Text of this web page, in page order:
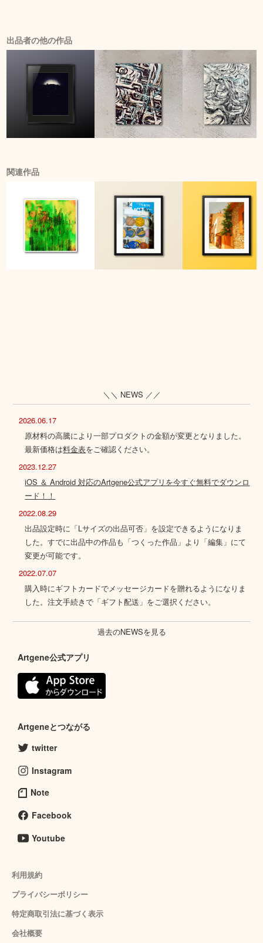
出品者の他の作品
関連作品
＼＼ NEWS ／／
2026.06.17
原材料の高騰により一部プロダクトの金額が変更となりました。
最新価格は料金表をご確認ください。
2023.12.27
iOS ＆ Android 対応のArtgene公式アプリを今すぐ無料でダウンロ
ード！！
2022.08.29
出品設定時に「Lサイズの出品可否」を設定できるようになりま
した。すでに出品中の作品も「つくった作品」より「編集」にて
変更が可能です。
2022.07.07
購入時にギフトカードでメッセージカードを贈れるようになりま
した。注文手続きで「ギフト配送」をご選択ください。
過去のNEWSを見る
Artgene公式アプリ
Artgeneとつながる
twitter
Instagram
Note
Facebook
Youtube
利用規約
プライバシーポリシー
特定商取引法に基づく表示
会社概要